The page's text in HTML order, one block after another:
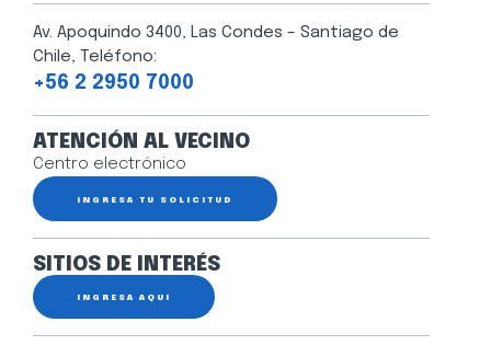
Av. Apoquindo 3400, Las Condes – Santiago de
Chile, Teléfono:
+56 2 2950 7000
ATENCIÓN AL VECINO
Centro electrónico
INGRESA TU SOLICITUD
SITIOS DE INTERÉS
INGRESA AQUÍ